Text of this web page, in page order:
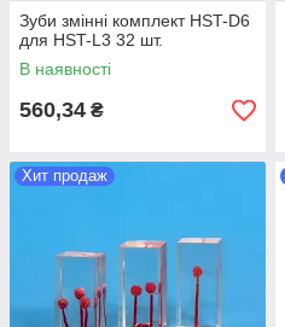
Зуби змінні комплект HST-D6
для HST-L3 32 шт.
В наявності
560,34 ₴
Хит продаж